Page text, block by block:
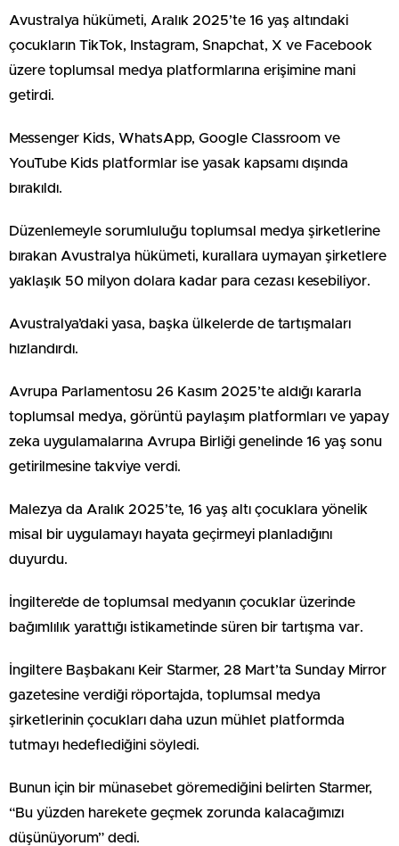
Avustralya hükümeti, Aralık 2025’te 16 yaş altındaki
çocukların TikTok, Instagram, Snapchat, X ve Facebook
üzere toplumsal medya platformlarına erişimine mani
getirdi.
Messenger Kids, WhatsApp, Google Classroom ve
YouTube Kids platformlar ise yasak kapsamı dışında
bırakıldı.
Düzenlemeyle sorumluluğu toplumsal medya şirketlerine
bırakan Avustralya hükümeti, kurallara uymayan şirketlere
yaklaşık 50 milyon dolara kadar para cezası kesebiliyor.
Avustralya’daki yasa, başka ülkelerde de tartışmaları
hızlandırdı.
Avrupa Parlamentosu 26 Kasım 2025’te aldığı kararla
toplumsal medya, görüntü paylaşım platformları ve yapay
zeka uygulamalarına Avrupa Birliği genelinde 16 yaş sonu
getirilmesine takviye verdi.
Malezya da Aralık 2025’te, 16 yaş altı çocuklara yönelik
misal bir uygulamayı hayata geçirmeyi planladığını
duyurdu.
İngiltere’de de toplumsal medyanın çocuklar üzerinde
bağımlılık yarattığı istikametinde süren bir tartışma var.
İngiltere Başbakanı Keir Starmer, 28 Mart’ta Sunday Mirror
gazetesine verdiği röportajda, toplumsal medya
şirketlerinin çocukları daha uzun mühlet platformda
tutmayı hedeflediğini söyledi.
Bunun için bir münasebet göremediğini belirten Starmer,
“Bu yüzden harekete geçmek zorunda kalacağımızı
düşünüyorum” dedi.